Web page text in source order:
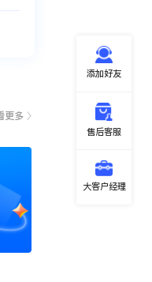
更多
添加好友
售后客服
大客户经理